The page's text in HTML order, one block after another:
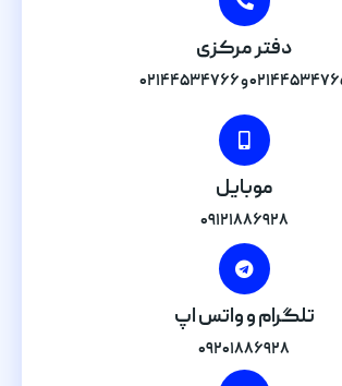
دفتر مرکزی
و ۰۲۱۴۴۵۳۴۷۶۶
موبایل
۰۹۱۲۱۸۸۶۹۲۸
تلگرام و واتس اپ
۰۹۲۰۱۸۸۶۹۲۸